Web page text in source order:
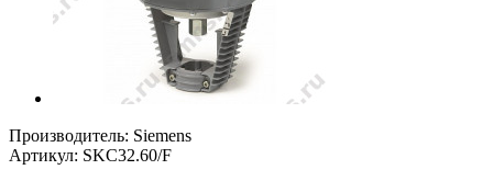
Производитель: Siemens
Артикул: SKC32.60/F